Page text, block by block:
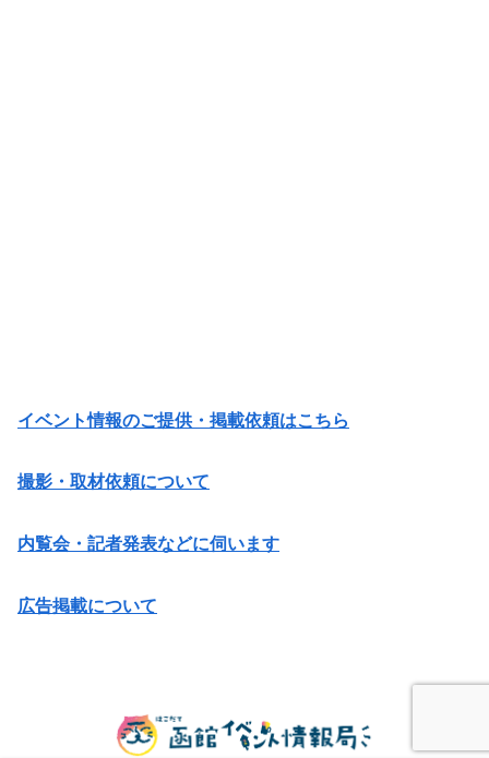
イベント情報のご提供・掲載依頼はこちら
撮影・取材依頼について
内覧会・記者発表などに伺います
広告掲載について